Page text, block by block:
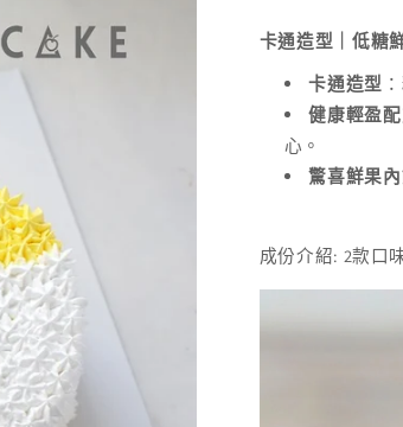
存
貨
(SKU):
卡通造型｜低糖
卡通造型
健康輕盈
心。
驚喜鮮果
成份介紹: 2款口